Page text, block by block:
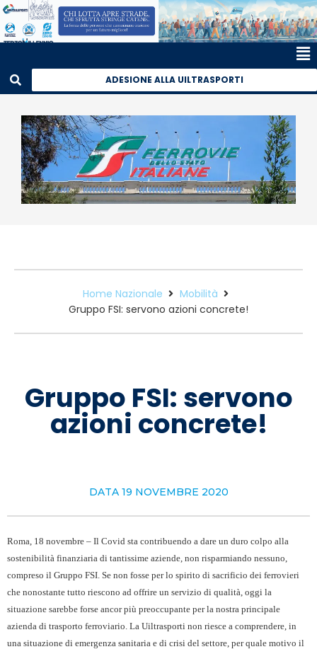
ADESIONE ALLA UILTRASPORTI
Home Nazionale
Mobilità
Gruppo FSI: servono azioni concrete!
Gruppo FSI: servono
azioni concrete!
DATA 19 NOVEMBRE 2020
Roma, 18 novembre – Il Covid sta contribuendo a dare un duro colpo alla
sostenibilità finanziaria di tantissime aziende, non risparmiando nessuno,
compreso il Gruppo FSI. Se non fosse per lo spirito di sacrificio dei ferrovieri
che nonostante tutto riescono ad offrire un servizio di qualità, oggi la
situazione sarebbe forse ancor più preoccupante per la nostra principale
azienda di trasporto ferroviario. La Uiltrasporti non riesce a comprendere, in
una situazione di emergenza sanitaria e di crisi del settore, per quale motivo il